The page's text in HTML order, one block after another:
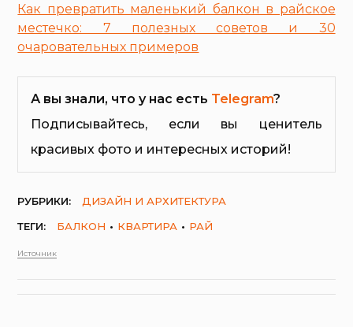
Как превратить маленький балкон в райское
местечко: 7 полезных советов и 30
очаровательных примеров
А вы знали, что у нас есть Telegram?
Подписывайтесь, если вы ценитель
красивых фото и интересных историй!
РУБРИКИ:
ДИЗАЙН И АРХИТЕКТУРА
ТЕГИ:
БАЛКОН КВАРТИРА РАЙ
Источник